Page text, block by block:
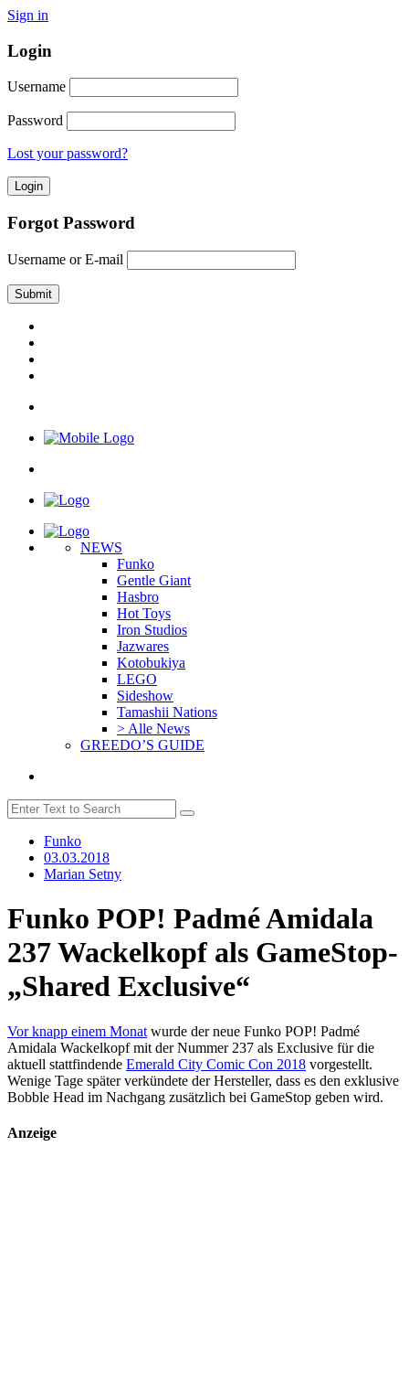
Sign in
Login
Username
Password
Lost your password?
Forgot Password
Username or E-mail
NEWS
Funko
Gentle Giant
Hasbro
Hot Toys
Iron Studios
Jazwares
Kotobukiya
LEGO
Sideshow
Tamashii Nations
> Alle News
GREEDO’S GUIDE
Funko
03.03.2018
Marian Setny
Funko POP! Padmé Amidala
237 Wackelkopf als GameStop-
„Shared Exclusive“
Vor knapp einem Monat wurde der neue Funko POP! Padmé
Amidala Wackelkopf mit der Nummer 237 als Exclusive für die
aktuell stattfindende Emerald City Comic Con 2018 vorgestellt.
Wenige Tage später verkündete der Hersteller, dass es den exklusive
Bobble Head im Nachgang zusätzlich bei GameStop geben wird.
Anzeige